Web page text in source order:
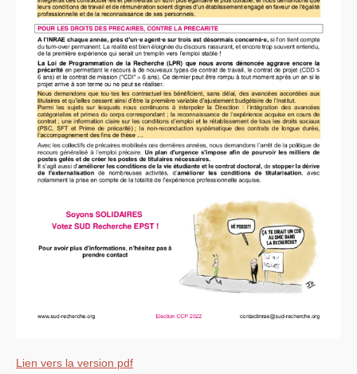
Lien vers la version pdf